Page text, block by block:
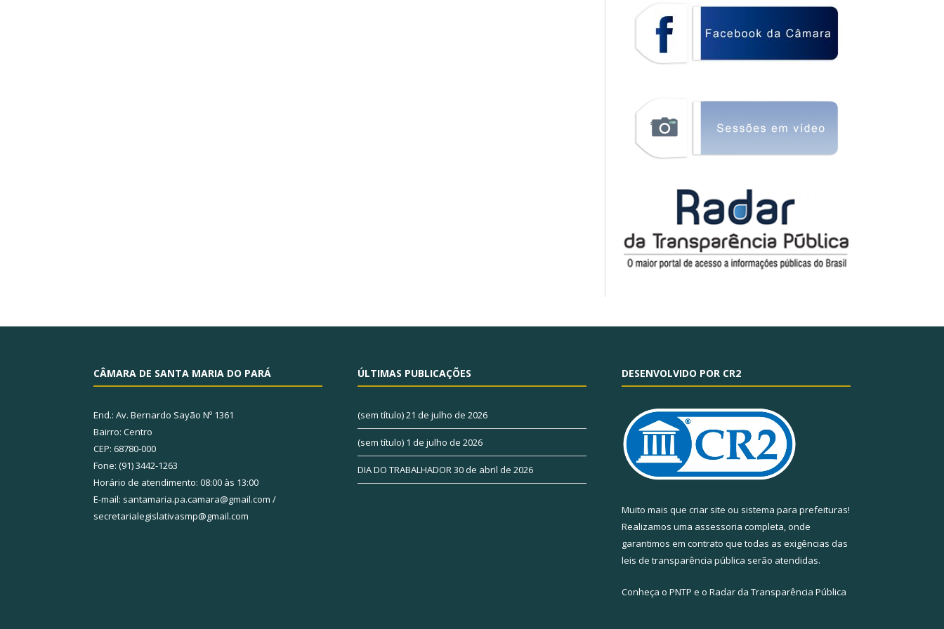
CÂMARA DE SANTA MARIA DO PARÁ
End.: Av. Bernardo Sayão Nº 1361
Bairro: Centro
CEP: 68780-000
Fone: (91) 3442-1263
Horário de atendimento: 08:00 às 13:00
E-mail: santamaria.pa.camara@gmail.com /
secretarialegislativasmp@gmail.com
ÚLTIMAS PUBLICAÇÕES
(sem título)21 de julho de 2026
(sem título) 1 de julho de 2026
DIA DO TRABALHADOR30 de abril de 2026
DESENVOLVIDO POR CR2
Muito mais que criar site ou sistema para prefeituras!
Realizamos uma assessoria completa, onde
garantimos em contrato que todas as exigências das
leis de transparência pública serão atendidas.
Conheça o PNTP e o Radar da Transparência Pública